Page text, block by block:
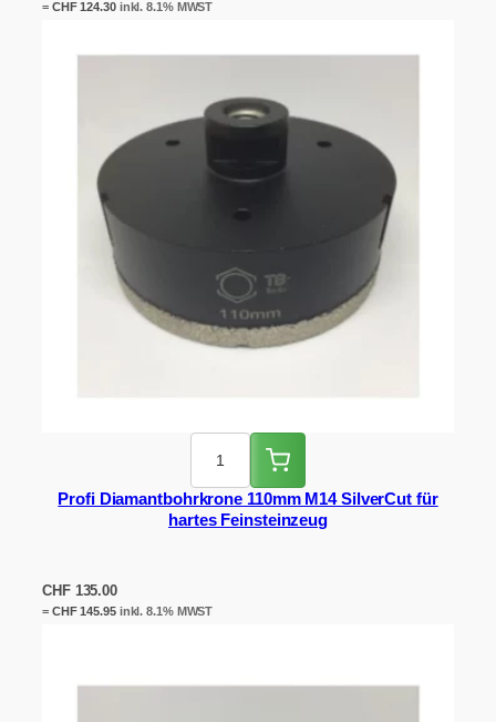
= CHF124.30inkl. 8.1% MWST
Profi Diamantbohrkrone 110mm M14 SilverCut für
hartes Feinsteinzeug
CHF135.00
= CHF145.95inkl. 8.1% MWST